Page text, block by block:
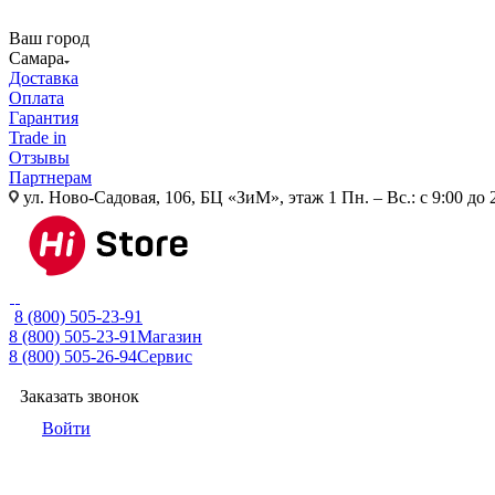
Ваш город
Самара
Доставка
Оплата
Гарантия
Trade in
Отзывы
Партнерам
ул. Ново-Садовая, 106, БЦ «ЗиМ», этаж 1 Пн. – Вс.: с 9:00 до
8 (800) 505-23-91
8 (800) 505-23-91Магазин
8 (800) 505-26-94Сервис
Заказать звонок
Войти